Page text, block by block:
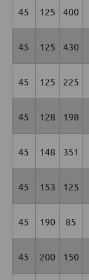
45 125 400
45 125 430
45 125 225
45 128 198
45 148 351
45 153 125
45 190 85
45 200 150